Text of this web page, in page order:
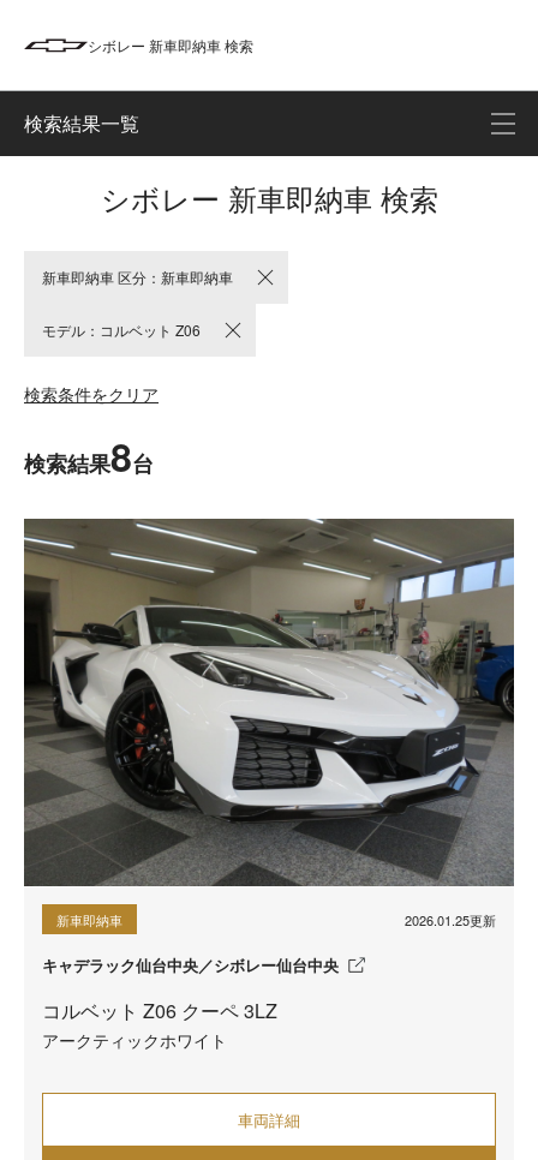
シボレー 新車即納車 検索
検索結果一覧
シボレー 新車即納車 検索
新車即納車 区分：新車即納車
モデル：コルベット Z06
検索条件をクリア
検索結果8台
新車即納車 2026.01.25更新
キャデラック仙台中央／シボレー仙台中央
コルベット Z06 クーペ 3LZ
アークティックホワイト
車両詳細